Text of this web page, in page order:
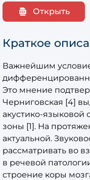
Открыть
Краткое
Важнейшим
Это мнение
Черниговская [4]
акустико-
зоны [1]. На
актуальной.
рассматривать во
в речевой
строение коры